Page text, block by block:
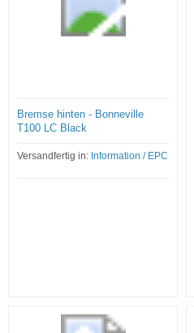
Bremse hinten - Bonneville
T100 LC Black
Versandfertig in: Information / EPC